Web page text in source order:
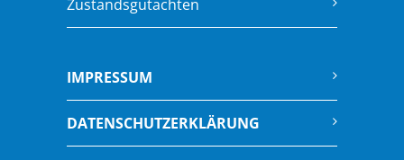
Zustandsgutachten
IMPRESSUM
DATENSCHUTZERKLÄRUNG